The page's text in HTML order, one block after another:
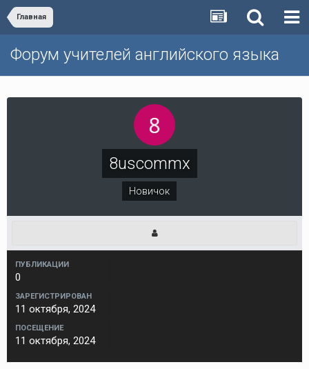
Главная
Форум учителей английского языка
8uscommx
Новичок
ПУБЛИКАЦИИ
0
ЗАРЕГИСТРИРОВАН
11 октября, 2024
ПОСЕЩЕНИЕ
11 октября, 2024